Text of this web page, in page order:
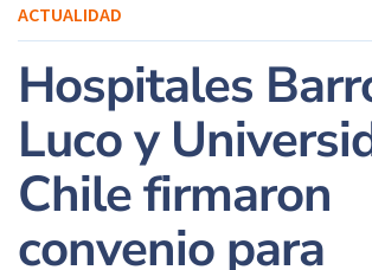
ACTUALIDAD
Hospitales
Luco y
Chile firmaron
convenio para